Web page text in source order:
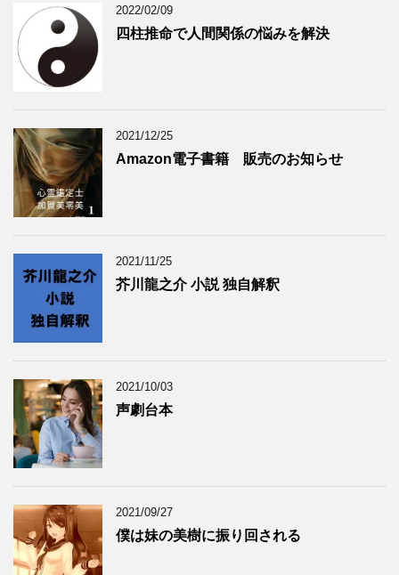
2022/02/09
四柱推命で人間関係の悩みを解決
2021/12/25
Amazon電子書籍 販売のお知らせ
2021/11/25
芥川龍之介 小説 独自解釈
2021/10/03
声劇台本
2021/09/27
僕は妹の美樹に振り回される